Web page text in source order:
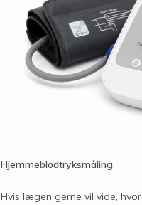
Hjemmeblodtryksmåling
Hvis lægen gerne vil vide,